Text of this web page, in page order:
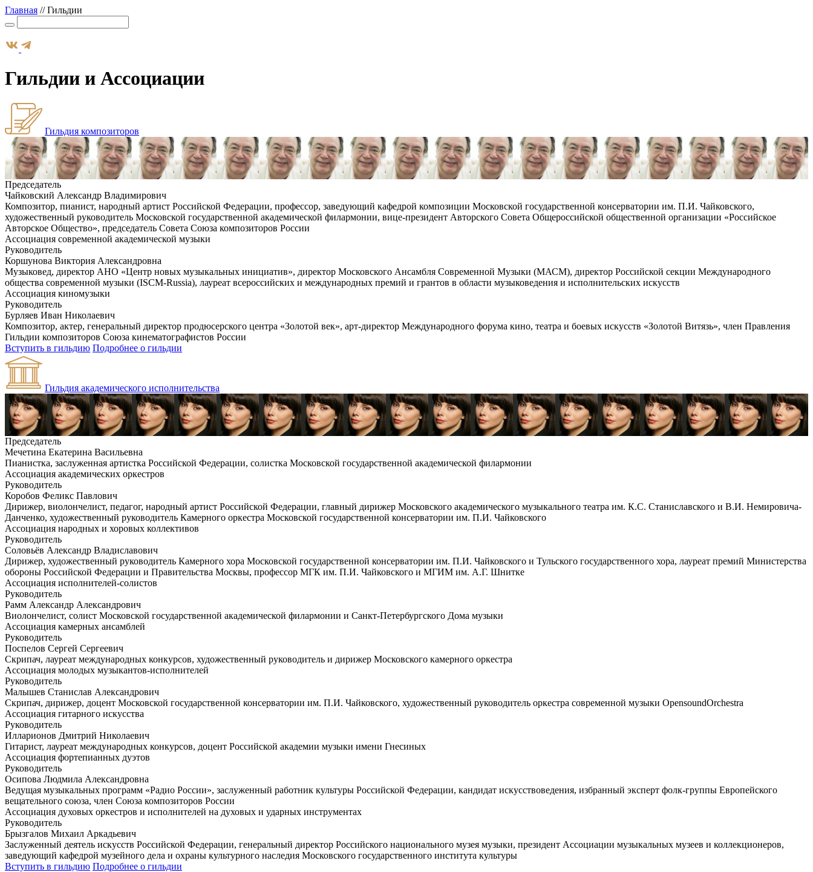
Главная //Гильдии
Гильдии и Ассоциации
Гильдия композиторов
Председатель
Чайковский Александр Владимирович
Композитор, пианист, народный артист Российской Федерации, профессор, заведующий кафедрой композиции Московской государственной консерватории им. П.И. Чайковского,
художественный руководитель Московской государственной академической филармонии, вице-президент Авторского Совета Общероссийской общественной организации «Российское
Авторское Общество», председатель Совета Союза композиторов России
Ассоциация современной академической музыки
Руководитель
Коршунова Виктория Александровна
Музыковед, директор АНО «Центр новых музыкальных инициатив», директор Московского Ансамбля Современной Музыки (МАСМ), директор Российской секции Международного
общества современной музыки (ISCM-Russia), лауреат всероссийских и международных премий и грантов в области музыковедения и исполнительских искусств
Ассоциация киномузыки
Руководитель
Бурляев Иван Николаевич
Композитор, актер, генеральный директор продюсерского центра «Золотой век», арт-директор Международного форума кино, театра и боевых искусств «Золотой Витязь», член Правления
Гильдии композиторов Союза кинематографистов России
Вступить в гильдию Подробнее о гильдии
Гильдия академического исполнительства
Председатель
Мечетина Екатерина Васильевна
Пианистка, заслуженная артистка Российской Федерации, солистка Московской государственной академической филармонии
Ассоциация академических оркестров
Руководитель
Коробов Феликс Павлович
Дирижер, виолончелист, педагог, народный артист Российской Федерации, главный дирижер Московского академического музыкального театра им. К.С. Станиславского и В.И. Немировича-
Данченко, художественный руководитель Камерного оркестра Московской государственной консерватории им. П.И. Чайковского
Ассоциация народных и хоровых коллективов
Руководитель
Соловьёв Александр Владиславович
Дирижер, художественный руководитель Камерного хора Московской государственной консерватории им. П.И. Чайковского и Тульского государственного хора, лауреат премий Министерства
обороны Российской Федерации и Правительства Москвы, профессор МГК им. П.И. Чайковского и МГИМ им. А.Г. Шнитке
Ассоциация исполнителей-солистов
Руководитель
Рамм Александр Александрович
Виолончелист, солист Московской государственной академической филармонии и Санкт-Петербургского Дома музыки
Ассоциация камерных ансамблей
Руководитель
Поспелов Сергей Сергеевич
Скрипач, лауреат международных конкурсов, художественный руководитель и дирижер Московского камерного оркестра
Ассоциация молодых музыкантов-исполнителей
Руководитель
Малышев Станислав Александрович
Скрипач, дирижер, доцент Московской государственной консерватории им. П.И. Чайковского, художественный руководитель оркестра современной музыки OpensoundOrchestra
Ассоциация гитарного искусства
Руководитель
Илларионов Дмитрий Николаевич
Гитарист, лауреат международных конкурсов, доцент Российской академии музыки имени Гнесиных
Ассоциация фортепианных дуэтов
Руководитель
Осипова Людмила Александровна
Ведущая музыкальных программ «Радио России», заслуженный работник культуры Российской Федерации, кандидат искусствоведения, избранный эксперт фолк-группы Европейского
вещательного союза, член Союза композиторов России
Ассоциация духовых оркестров и исполнителей на духовых и ударных инструментах
Руководитель
Брызгалов Михаил Аркадьевич
Заслуженный деятель искусств Российской Федерации, генеральный директор Российского национального музея музыки, президент Ассоциации музыкальных музеев и коллекционеров,
заведующий кафедрой музейного дела и охраны культурного наследия Московского государственного института культуры
Вступить в гильдию Подробнее о гильдии